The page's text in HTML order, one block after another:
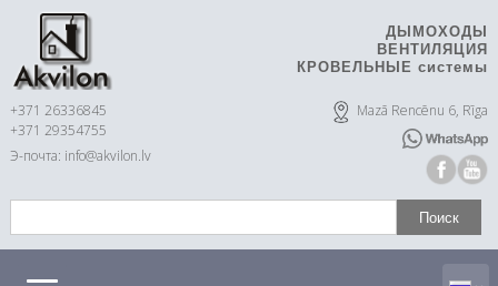
ДЫМОХОДЫ
ВЕНТИЛЯЦИЯ
КРОВЕЛЬНЫЕ системы
+371 26336845
+371 29354755
Э-почта: info@akvilon.lv
Mazā Rencēnu 6, Rīga